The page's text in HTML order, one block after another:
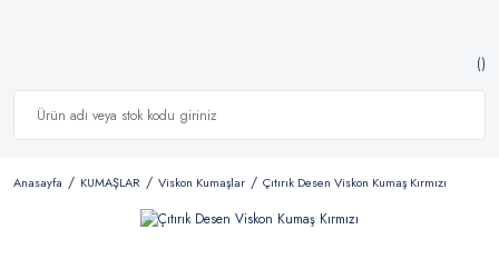
Anasayfa KUMAŞLAR Viskon Kumaşlar Çıtırık Desen Viskon Kumaş Kırmızı